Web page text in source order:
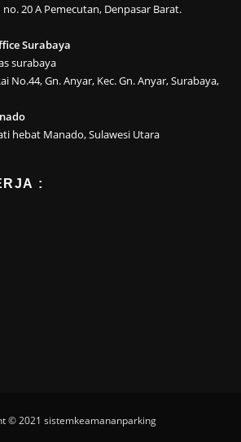
no. 20 A Pemecutan, Denpasar Barat.
Surabaya
surabaya
No.44, Gn. Anyar, Kec. Gn. Anyar, Surabaya,
hebat Manado, Sulawesi Utara
:
© 2021 sistemkeamananparking